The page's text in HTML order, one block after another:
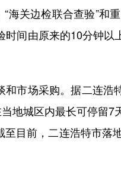
海关边检联合查验”和
间由原来的10分钟以
市场采购。据二连浩
地城区内最长可停留7
目前，二连浩特市落